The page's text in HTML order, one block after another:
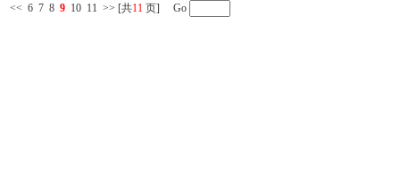
<< 6 7 8 9 10 11 >> [共11 页] Go